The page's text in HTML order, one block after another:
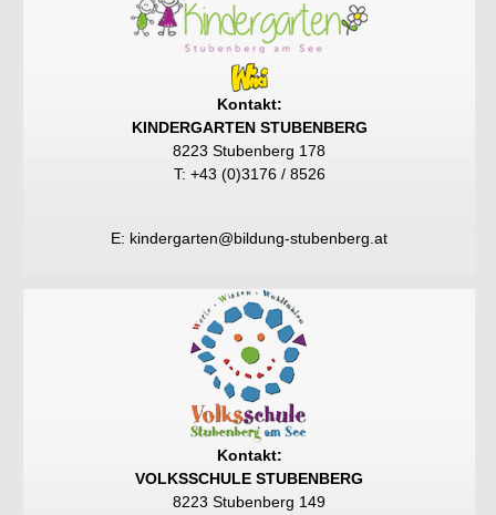
Kontakt:
KINDERGARTEN STUBENBERG
8223 Stubenberg 178
T: +43 (0)3176 / 8526
E: kindergarten@bildung-stubenberg.at
Kontakt:
VOLKSSCHULE STUBENBERG
8223 Stubenberg 149